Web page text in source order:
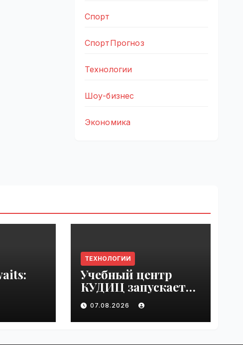
Спорт
СпортПрогноз
Технологии
Шоу-бизнес
Экономика
by
ТЕХНОЛОГИИ
Учебный центр
КУДИЦ запускает
авторизованный
курс по
администрировани
07.08.2026